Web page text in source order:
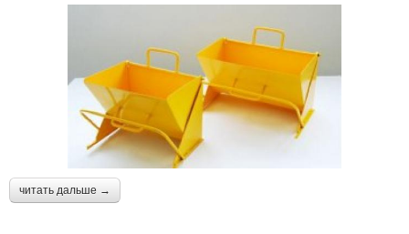
читать дальше →